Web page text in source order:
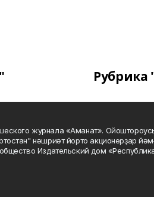
журнала «Аманат».
нәшриәт йорто акционерҙар
Издательский дом